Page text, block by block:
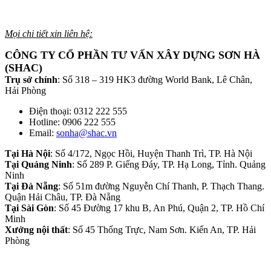
Mọi chi tiết xin liên hệ:
CÔNG TY CỔ PHẦN TƯ VẤN XÂY DỰNG SƠN HÀ
(SHAC)
Trụ sở chính: Số 318 – 319 HK3 đường World Bank, Lê Chân,
Hải Phòng
Điện thoại: 0312 222 555
Hotline: 0906 222 555
Email: sonha@shac.vn
Tại Hà Nội: Số 4/172, Ngọc Hồi, Huyện Thanh Trì, TP. Hà Nội
Tại Quảng Ninh: Số 289 P. Giếng Đáy, TP. Hạ Long, Tỉnh. Quảng
Ninh
Tại Đà Nẵng: Số 51m đường Nguyễn Chí Thanh, P. Thạch Thang.
Quận Hải Châu, TP. Đà Nẵng
Tại Sài Gòn: Số 45 Đường 17 khu B, An Phú, Quận 2, TP. Hồ Chí
Minh
Xưởng nội thất: Số 45 Thống Trực, Nam Sơn. Kiến An, TP. Hải
Phòng